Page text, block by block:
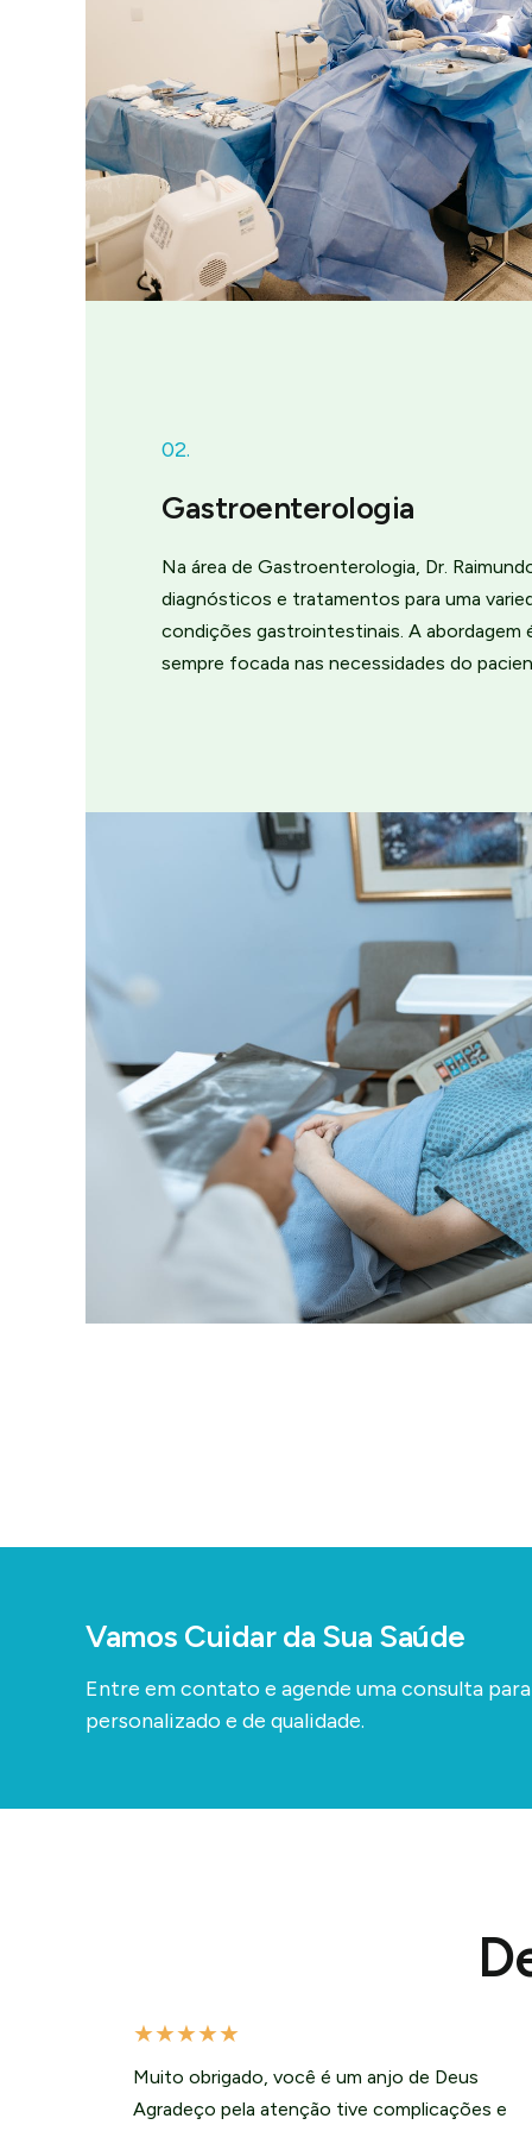
02.
Gastroenterologia
Na área de Gastroenterologia, Dr.
diagnósticos e tratamentos para uma
condições gastrointestinais. A abordagem
sempre focada nas necessidades do
Vamos Cuidar da Sua Saúde
Entre em contato e agende uma consulta
personalizado e de qualidade.
★★★★★
Muito obrigado, você é um anjo de Deus
Agradeço pela atenção tive complicações e